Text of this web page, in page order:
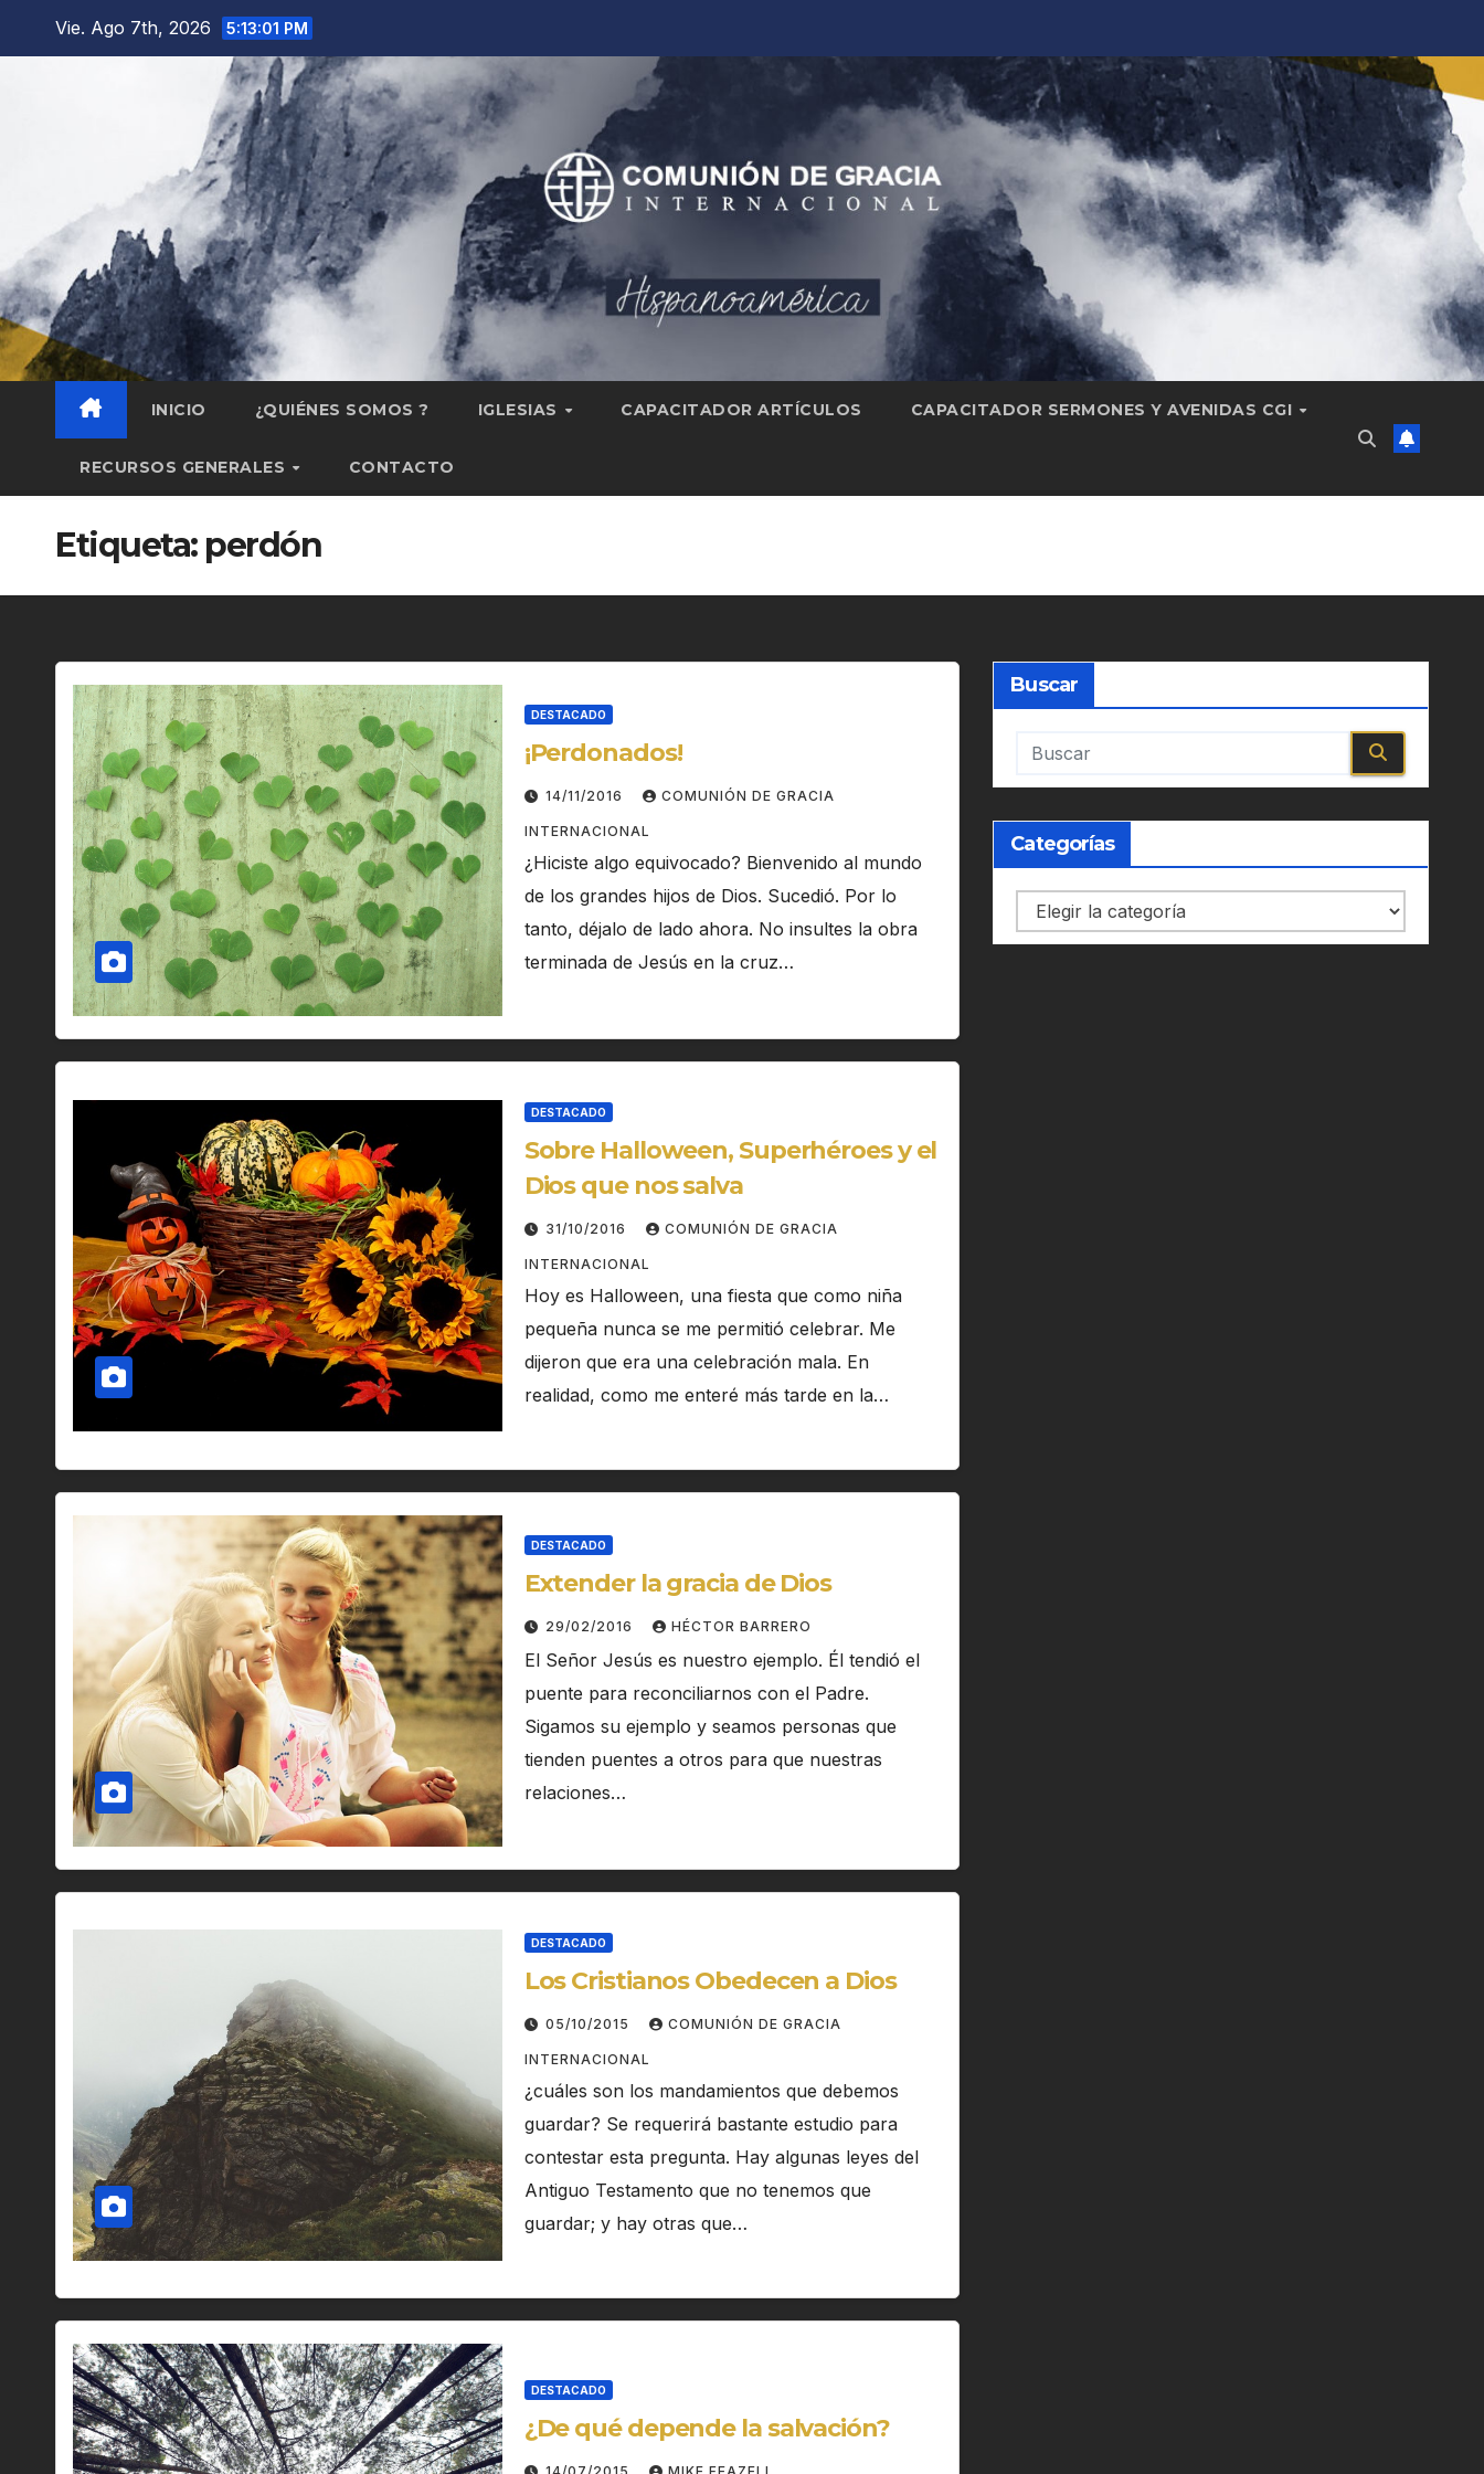
Vie. Ago 7th, 2026 5:13:02 PM
INICIO ¿QUIÉNES SOMOS ? IGLESIAS CAPACITADOR ARTÍCULOS CAPACITADOR SERMONES Y AVENIDAS CGI
RECURSOS GENERALES CONTACTO
Etiqueta: perdón
DESTACADO
¡Perdonados!
14/11/2016 COMUNIÓN DE GRACIA
INTERNACIONAL
¿Hiciste algo equivocado? Bienvenido al mundo
de los grandes hijos de Dios. Sucedió. Por lo
tanto, déjalo de lado ahora. No insultes la obra
terminada de Jesús en la cruz…
DESTACADO
Sobre Halloween, Superhéroes y el
Dios que nos salva
31/10/2016 COMUNIÓN DE GRACIA
INTERNACIONAL
Hoy es Halloween, una fiesta que como niña
pequeña nunca se me permitió celebrar. Me
dijeron que era una celebración mala. En
realidad, como me enteré más tarde en la…
DESTACADO
Extender la gracia de Dios
29/02/2016 HÉCTOR BARRERO
El Señor Jesús es nuestro ejemplo. Él tendió el
puente para reconciliarnos con el Padre.
Sigamos su ejemplo y seamos personas que
tienden puentes a otros para que nuestras
relaciones…
DESTACADO
Los Cristianos Obedecen a Dios
05/10/2015 COMUNIÓN DE GRACIA
INTERNACIONAL
¿cuáles son los mandamientos que debemos
guardar? Se requerirá bastante estudio para
contestar esta pregunta. Hay algunas leyes del
Antiguo Testamento que no tenemos que
guardar; y hay otras que…
DESTACADO
¿De qué depende la salvación?
14/07/2015 MIKE FEAZELL
Buscar
Categorías
Categorías